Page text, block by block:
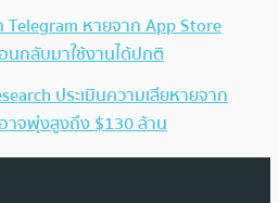
Telegram หายจาก App Store
นกลับมาใช้งานได้ปกติ
ประเมินความเสียหายจาก
าจพุ่งสูงถึง $130 ล้าน